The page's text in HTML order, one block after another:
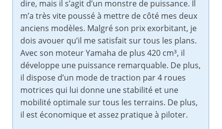
dire, mais il s’agit d’un monstre de puissance. Il
m’a très vite poussé à mettre de côté mes deux
anciens modèles. Malgré son prix exorbitant, je
dois avouer qu’il me satisfait sur tous les plans.
Avec son moteur Yamaha de plus 420 cm³, il
développe une puissance remarquable. De plus,
il dispose d’un mode de traction par 4 roues
motrices qui lui donne une stabilité et une
mobilité optimale sur tous les terrains. De plus,
il est économique et assez pratique à piloter.